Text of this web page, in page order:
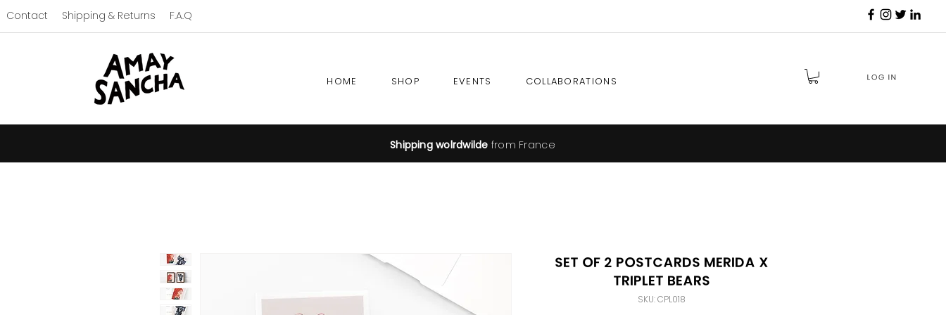
HOME SHOP EVENTS COLLABORATIONS Log in
Contact Shipping & Returns F.A.Q
Set of 2 Postcards Merida X
Triplet Bears
SKU: CPL018
Shipping wolrdwilde from France